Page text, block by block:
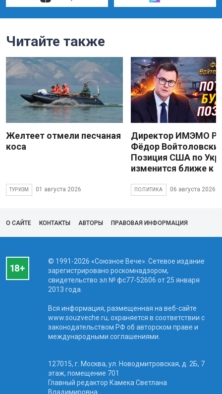
Читайте также
Желтеет отмели песчаная
коса
ТУРИЗМ 01 августа 2026
Директор ИМЭМО
Фёдор
Позиция США по
изменится ближе к
ПОЛИТИКА 06 августа 2026
О САЙТЕ КОНТАКТЫ АВТОРЫ ПРАВОВАЯ ИНФОРМАЦИЯ
© 1991-2026 «Союзное Вече». Сетевое издание
зарегистрировано роскомнадзором,
свидетельство эл № фc77-52606 от 25 января
2013 года.
Вся информация, размещенная на веб-сайте
www.souzveche.ru, охраняется в соответствии с
законодательством РФ об авторском праве и
международными соглашениями.
127015, г. Москва, ул. Новодмитровская, д. 2Б, 7
этаж, помещение 701
Главный редактор Камека Светлана
Владимировна